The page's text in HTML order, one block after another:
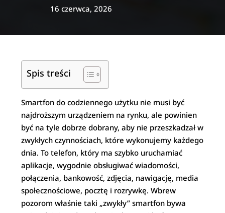
16 czerwca, 2026
Spis treści
Smartfon do codziennego użytku nie musi być
najdroższym urządzeniem na rynku, ale powinien
być na tyle dobrze dobrany, aby nie przeszkadzał w
zwykłych czynnościach, które wykonujemy każdego
dnia. To telefon, który ma szybko uruchamiać
aplikacje, wygodnie obsługiwać wiadomości,
połączenia, bankowość, zdjęcia, nawigację, media
społecznościowe, pocztę i rozrywkę. Wbrew
pozorom właśnie taki „zwykły” smartfon bywa